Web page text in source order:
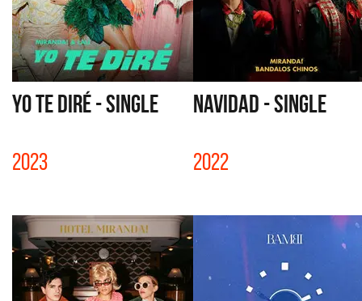
YO TE DIRÉ - SINGLE
2023
NAVIDAD - SINGLE
2022